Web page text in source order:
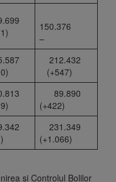
150.376
–
212.432
(+547)
89.890
(+422)
231.349
(+1.066)
și Controlul Bolilor